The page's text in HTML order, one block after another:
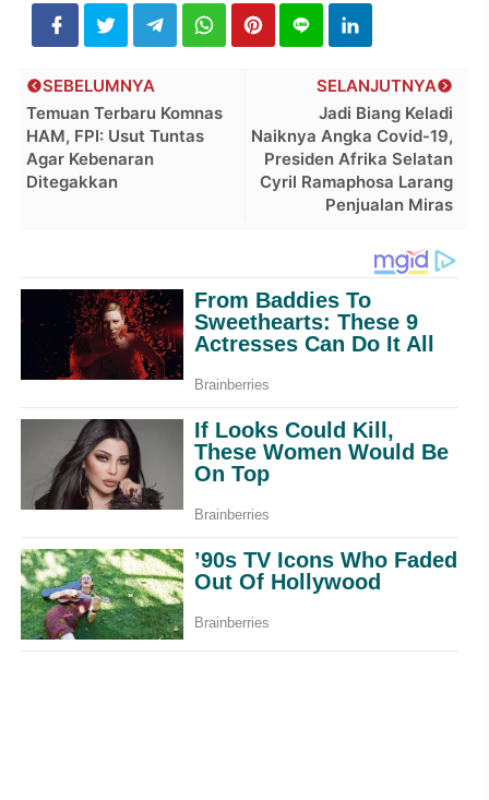
SELANJUTNYA
Jadi Biang Keladi
Naiknya Angka Covid-19,
Presiden Afrika Selatan
Cyril Ramaphosa Larang
Penjualan Miras
SEBELUMNYA
Temuan Terbaru Komnas
HAM, FPI: Usut Tuntas
Agar Kebenaran
Ditegakkan